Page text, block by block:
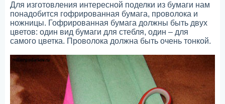
Для изготовления интересной поделки из бумаги нам
понадобится гофрированная бумага, проволока и
ножницы. Гофрированная бумага должны быть двух
цветов: один вид бумаги для стебля, один – для
самого цветка. Проволока должна быть очень тонкой.